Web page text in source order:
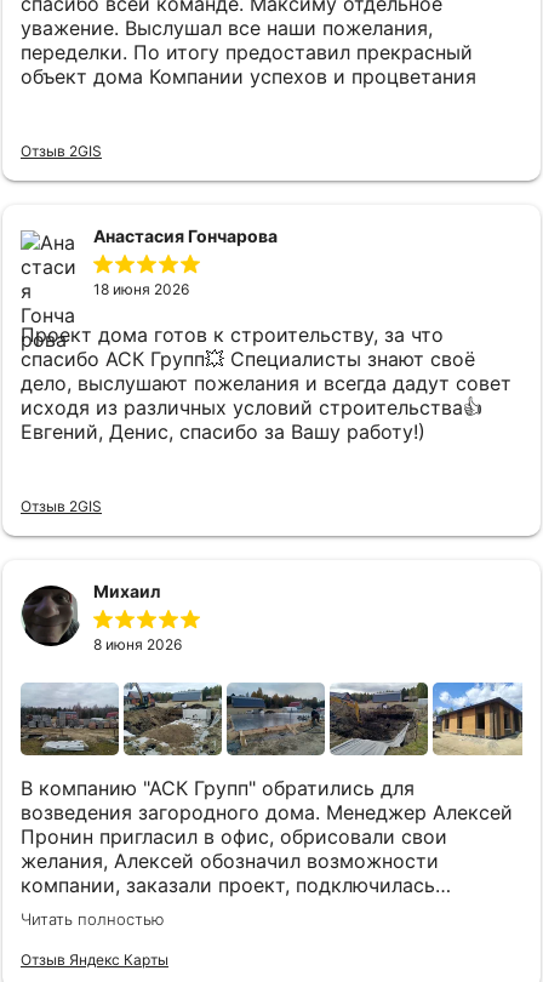
действительно отвечает за результат своей
работы. Дом-баню мы успели закончить уже
полностью с внутренней отделкой: она получилась
удачной — продуманная планировка, отличная
важно подчеркнуть соблюдение сроков. Все
работы были завершены точно в оговоренное
в сфере строительства встречается не так часто и
особенно ценно. Остались исключительно
положительные впечатления от сотрудничества с
Колбиным Александром (прораб-профессионал),
Терешенковой Евгенией (менеджер),Алексеевой
Татьяной (архитектор) и всей дружной командой
АСК-Групп. Рекомендуем АСК всем, кто ищет
надежных строителей и хочет получить
качественный результат без лишних нервов.
уважение. Выслушал все наши пожелания,
переделки. По итогу предоставил прекрасный
объект дома Компании успехов и процветания
Отзыв 2GIS
Анастасия Гончарова
18 июня 2026
Проект дома готов к строительству, за что
спасибо АСК Групп💥 Специалисты знают своё
дело, выслушают пожелания и всегда дадут совет
исходя из различных условий строительства👍
Евгений, Денис, спасибо за Вашу работу!)
Отзыв 2GIS
Михаил
8 июня 2026
В компанию "АСК Групп" обратились для
возведения загородного дома. Менеджер Алексей
Пронин пригласил в офис, обрисовали свои
желания, Алексей обозначил возможности
компании, заказали проект, подключилась
Архитектор Татьяна Алексеева, выслушала наши
хотелки,в процессе работы над проектом очень
грамотно объясняла правки технические и
Читать полностью
Отзыв Яндекс Карты